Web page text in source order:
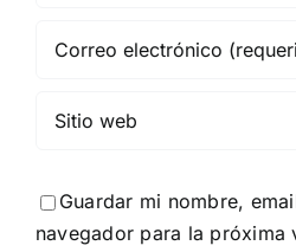
Guardar mi nombre,
navegador para la próxima